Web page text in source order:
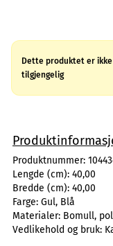
Dette produktet er
tilgjengelig
Produktnummer:
Lengde (cm): 40,00
Bredde (cm): 40,00
Farge: Gul, Blå
Materialer: Bomull,
Vedlikehold og bruk: